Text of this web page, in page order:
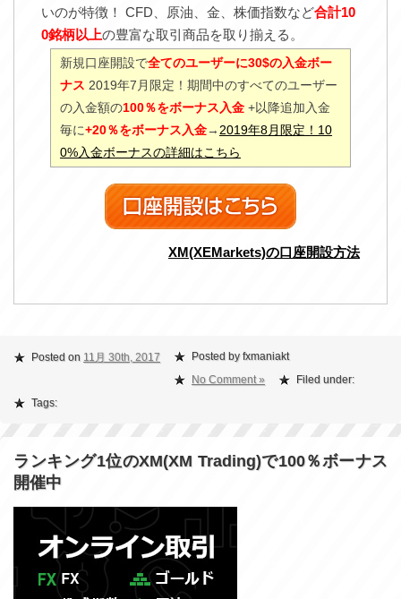
いのが特徴！ CFD、原油、金、株価指数など合計10
0銘柄以上の豊富な取引商品を取り揃える。
新規口座開設で全てのユーザーに30$の入金ボー
ナス 2019年7月限定！期間中のすべてのユーザー
の入金額の100％をボーナス入金 +以降追加入金
毎に+20％をボーナス入金→ 2019年8月限定！10
0%入金ボーナスの詳細はこちら
XM(XEMarkets)の口座開設方法
Posted on 11月 30th, 2017
Posted by fxmaniakt
No Comment »
Filed under:
Tags:
ランキング1位のXM(XM Trading)で100％ボーナス
開催中